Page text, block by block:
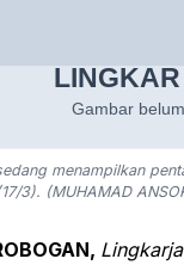
menampilkan
3). (MUHAMAD